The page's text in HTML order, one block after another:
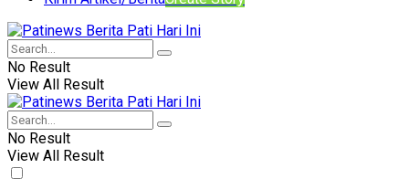
No Result
View All Result
No Result
View All Result